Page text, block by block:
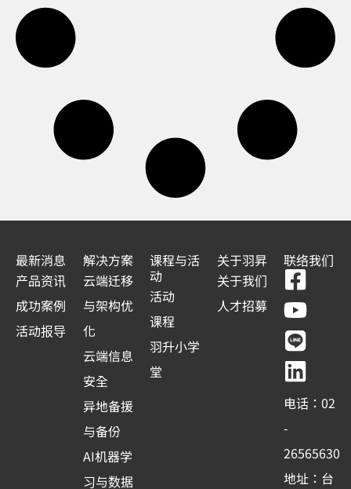
最新消息
产品资讯
成功案例
活动报导
解决方案
云端迁移
与架构优
化
云端信息
安全
异地备援
与备份
AI机器学
习与数据
课程与活
动
活动
课程
羽升小学
堂
关于羽昇
关于我们
人才招募
联络我们
F
a
c
e
b
o
o
k
-
Y
o
u
t
u
b
e
L
i
n
e
L
i
n
k
e
d
i
n
电话：02
-
26565630
地址：台